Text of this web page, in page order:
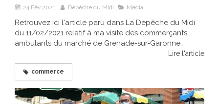
24 Fév 2021 Dépêche du Midi Média
Retrouvez ici l'article paru dans La Dépêche du Midi
du 11/02/2021 relatif à ma visite des commerçants
ambulants du marché de Grenade-sur-Garonne.
Lire l'article
commerce